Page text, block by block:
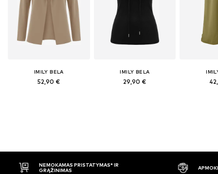
IMILY BELA
52,90 €
IMILY BELA
29,90 €
PRISTATYMAS* IR
APMOKĖJIMAS PRISTAČIUS